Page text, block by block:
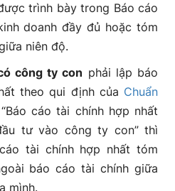
trình bày trong Báo cáo
doanh đầy đủ hoặc tóm
niên độ.
công ty con phải lập báo
theo qui định của Chuẩn
“Báo cáo tài chính hợp nhất
tư vào công ty con” thì
tài chính hợp nhất tóm
báo cáo tài chính giữa
mình.